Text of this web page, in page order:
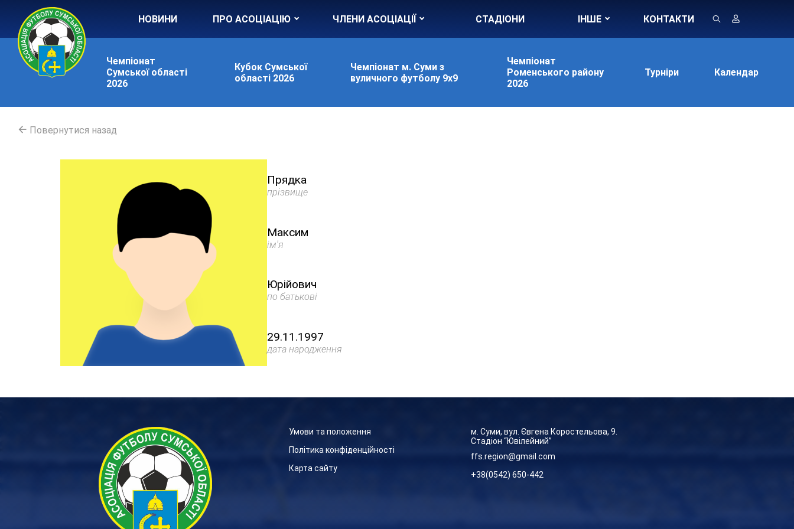
НОВИНИ ПРО АСОЦІАЦІЮ ЧЛЕНИ АСОЦІАЦІЇ СТАДІОНИ ІНШЕ КОНТАКТИ
Чемпіонат
Сумської області
2026
Кубок Сумської
області 2026
Чемпіонат м. Суми з
вуличного футболу 9х9
Чемпіонат
Роменського району
2026
Турніри Календар
Повернутися назад
Прядка
прізвище
Максим
ім'я
Юрійович
по батькові
29.11.1997
дата народження
Умови та положення
Політика конфіденційності
Карта сайту
м. Суми, вул. Євгена Коростельова, 9.
Стадіон “Ювілейний”
ffs.region@gmail.com
+38(0542) 650-442